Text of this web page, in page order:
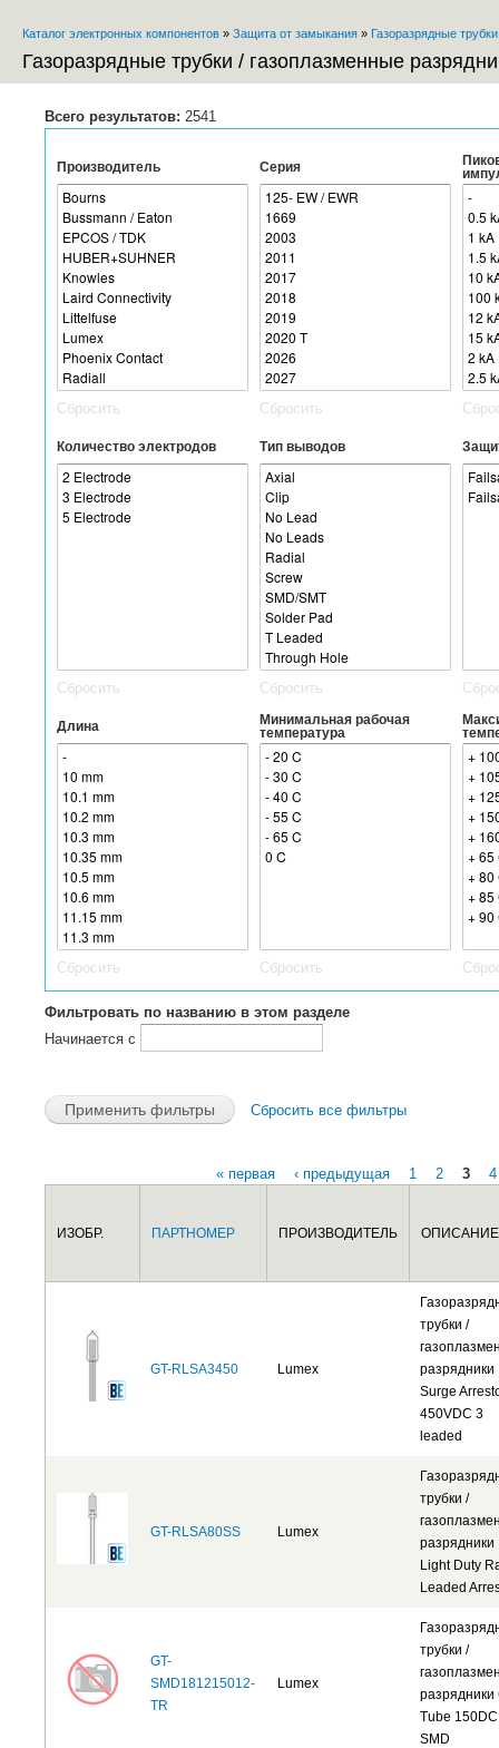
Вы здесь
Каталог электронных компонентов » Защита от замыкания » Газоразрядные
Газоразрядные трубки / газоплазменные
Всего результатов: 2541
Производитель
Сбросить
Серия
Сбросить
Количество электродов
Сбросить
Тип выводов
Сбросить
Длина
Сбросить
Минимальная рабочая
температура
Сбросить
Фильтровать по названию в этом разделе
Начинается с
Сбросить все фильтры
Страницы
« первая ‹ предыдущая 1 2 3 4
ИЗОБР. ПАРТНОМЕР ПРОИЗВОДИТЕЛЬ ОПИСАНИЕ
GT-RLSA3450 Lumex
трубки /
разрядники
Surge
450VDC 3
leaded
GT-RLSA80SS Lumex
трубки /
разрядники
Light Duty
Leaded
GT-
SMD181215012-
TR
Lumex
трубки /
разрядники
Tube
SMD